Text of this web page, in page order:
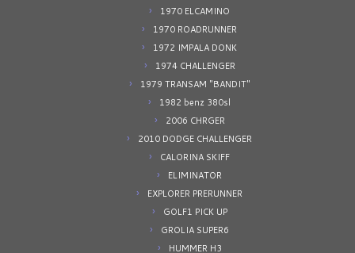
1970 ELCAMINO
1970 ROADRUNNER
1972 IMPALA DONK
1974 CHALLENGER
1979 TRANSAM "BANDIT"
1982 benz 380sl
2006 CHRGER
2010 DODGE CHALLENGER
CALORINA SKIFF
ELIMINATOR
EXPLORER PRERUNNER
GOLF1 PICK UP
GROLIA SUPER6
HUMMER H3